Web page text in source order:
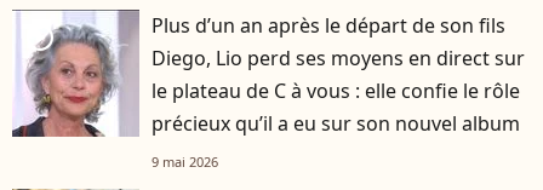
player2
Plus d’un an après le départ de son fils
Diego, Lio perd ses moyens en direct sur
le plateau de C à vous : elle confie le rôle
précieux qu’il a eu sur son nouvel album
9 mai 2026